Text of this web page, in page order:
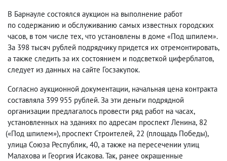
В Барнауле состоялся аукцион на выполнение работ
по содержанию и обслуживанию самых известных городских
часов, в том числе тех, что установлены в доме «Под шпилем».
За 398 тысяч рублей подрядчику придется их отремонтировать,
а также следить за их состоянием и подсветкой циферблатов,
следует из данных на сайте Госзакупок.
Согласно аукционной документации, начальная цена контракта
составляла 399 955 рублей. За эти деньги подрядной
организации предлагалось провести ряд работ на часах,
установленных на зданиях по адресам проспект Ленина, 82
(«Под шпилем»), проспект Строителей, 22 (площадь Победы),
улица Союза Республик, 40, а также на пересечении улиц
Малахова и Георгия Исакова. Так, ранее окрашенные